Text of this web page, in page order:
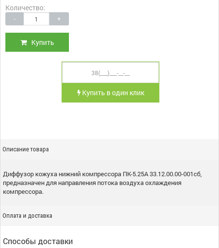
Количество:
- +
Купить
Купить в один клик
Описание товара
Диффузор кожуха нижний компрессора ПК-5.25А 33.12.00.00-001сб,
предназначен для направления потока воздуха охлаждения
компрессора.
Оплата и доставка
Способы доставки